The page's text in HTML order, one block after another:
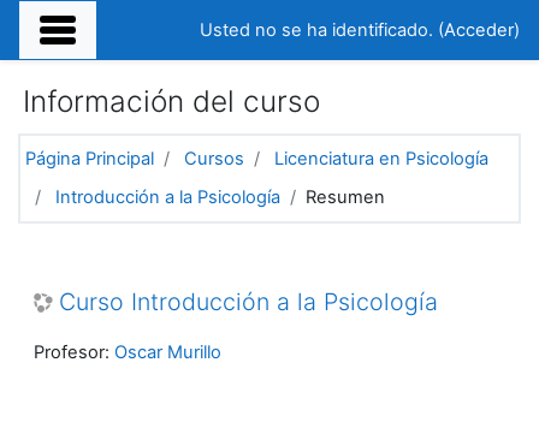
Salta al contenido principal
Usted no se ha identificado. (Acceder)
Información del curso
Página Principal Cursos
Licenciatura en Psicología
Introducción a la Psicología
Resumen
Curso Introducción a la Psicología
Profesor: Oscar Murillo